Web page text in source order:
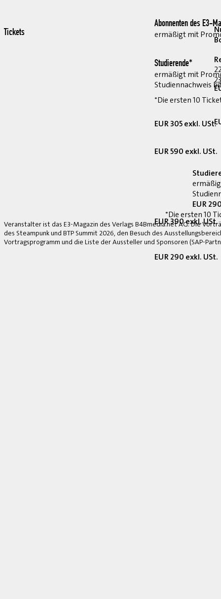
Abonnenten des E3-
ermäßigt mit
Studierende*
ermäßigt mit
Studiennachweis
*Die ersten 10
EUR 305 exkl. USt.
EUR 590 exkl. USt.
EUR 390 exkl. USt.
EUR 290 exkl. USt.
Tickets
EUR
*Die ersten 10
Veranstalter ist das E3-Magazin des Verlags B4Bmedia.net AG. Die
des Steampunk und BTP Summit 2026, den Besuch des
Vortragsprogramm und die Liste der Aussteller und Sponsoren (SAP-